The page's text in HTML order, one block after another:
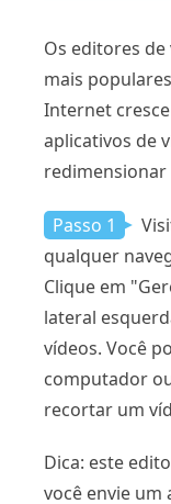
Os editores
mais
Internet
aplicativos de
redimensionar
Passo 1
qualquer
Clique em
lateral
vídeos. Você
computador
recortar um
Dica: este
você envie um